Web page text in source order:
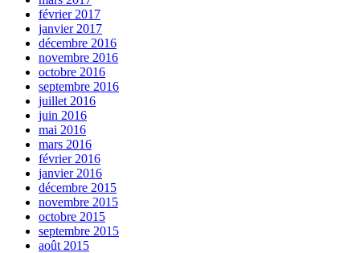
février 2017
janvier 2017
décembre 2016
novembre 2016
octobre 2016
septembre 2016
juillet 2016
juin 2016
mai 2016
mars 2016
février 2016
janvier 2016
décembre 2015
novembre 2015
octobre 2015
septembre 2015
août 2015